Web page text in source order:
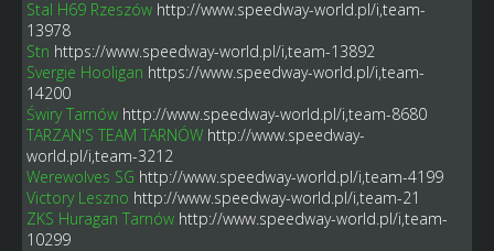
Stal H69 Rzeszów http://www.speedway-world.pl/i,team-
13978
Stn https://www.speedway-world.pl/i,team-13892
Svergie Hooligan https://www.speedway-world.pl/i,team-
14200
Świry Tarnów http://www.speedway-world.pl/i,team-8680
TARZAN'S TEAM TARNÓW http://www.speedway-
world.pl/i,team-3212
Werewolves SG http://www.speedway-world.pl/i,team-4199
Victory Leszno http://www.speedway-world.pl/i,team-21
ZKS Huragan Tarnów http://www.speedway-world.pl/i,team-
10299